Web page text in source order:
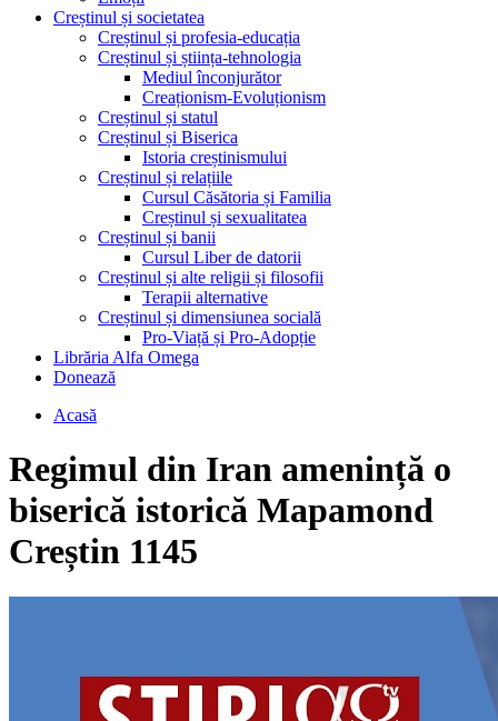
Creștinul și societatea
Creștinul și profesia-educația
Creștinul și știința-tehnologia
Mediul înconjurător
Creaționism-Evoluționism
Creștinul și statul
Creștinul și Biserica
Istoria creștinismului
Creștinul și relațiile
Cursul Căsătoria și Familia
Creștinul și sexualitatea
Creștinul și banii
Cursul Liber de datorii
Creștinul și alte religii și filosofii
Terapii alternative
Creștinul și dimensiunea socială
Pro-Viață și Pro-Adopție
Librăria Alfa Omega
Donează
Acasă
Regimul din Iran amenință o
biserică istorică Mapamond
Creștin 1145